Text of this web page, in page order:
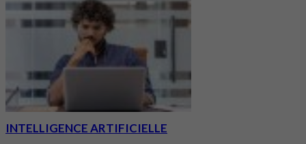
INTELLIGENCE ARTIFICIELLE